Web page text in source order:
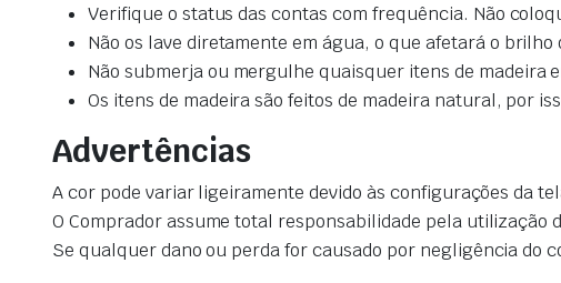
Verifique o status das contas com frequência. Não
Não os lave diretamente em água, o que afetará o
Não submerja ou mergulhe quaisquer itens de madeira
Os itens de madeira são feitos de madeira natural, por
Advertências
A cor pode variar ligeiramente devido às configurações da
O Comprador assume total responsabilidade pela utilização
Se qualquer dano ou perda for causado por negligência do